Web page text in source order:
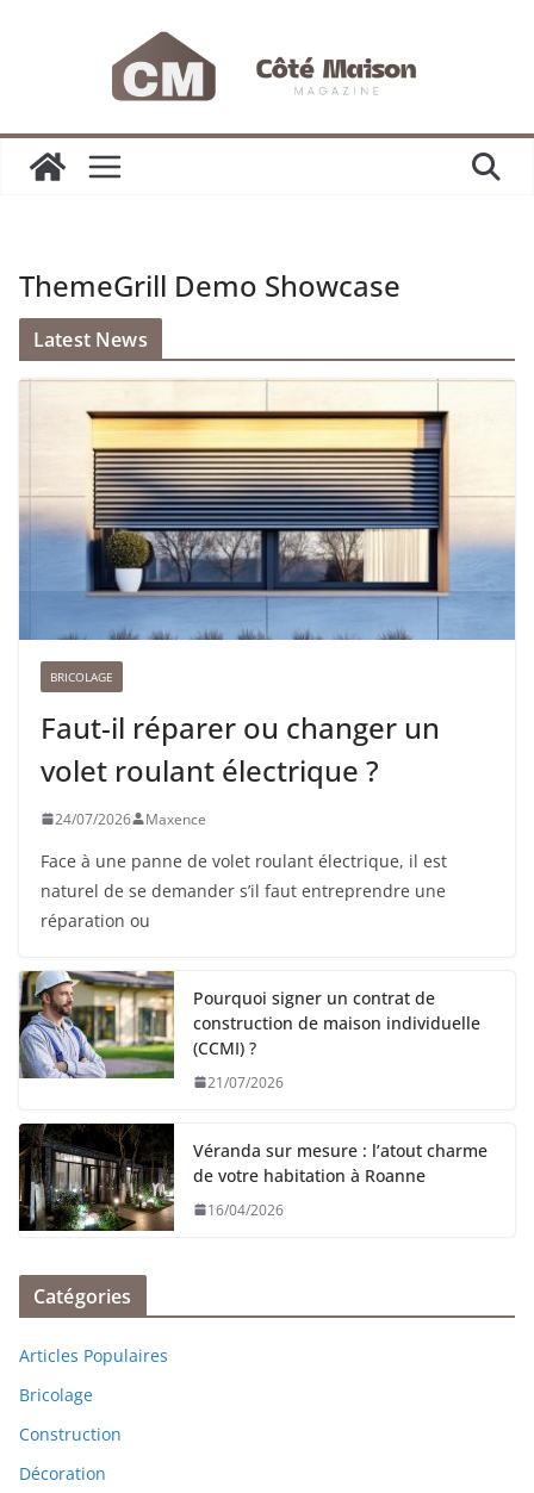
ThemeGrill Demo Showcase
Latest News
BRICOLAGE
Faut-il réparer ou changer un
volet roulant électrique ?
24/07/2026 Maxence
Face à une panne de volet roulant électrique, il est
naturel de se demander s’il faut entreprendre une
réparation ou
Pourquoi signer un contrat de
construction de maison individuelle
(CCMI) ?
21/07/2026
Véranda sur mesure : l’atout charme
de votre habitation à Roanne
16/04/2026
Catégories
Articles Populaires
Bricolage
Construction
Décoration